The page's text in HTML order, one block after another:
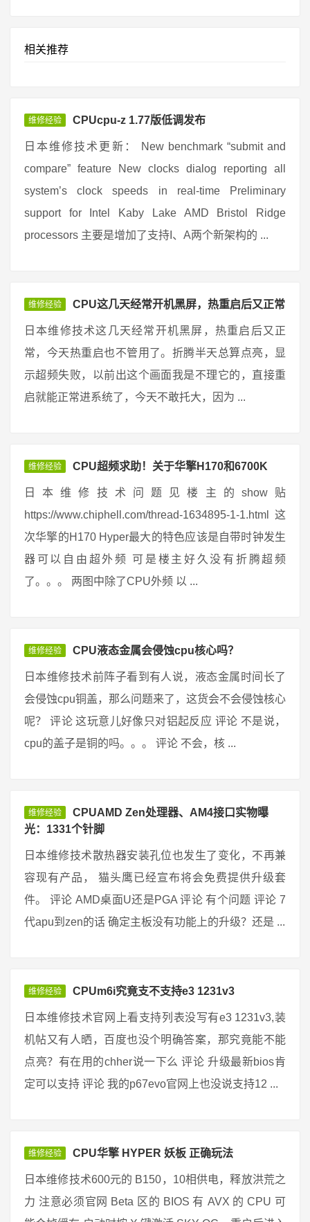
相关推荐
维修经验 CPUcpu-z 1.77版低调发布
日本维修技术更新： New benchmark “submit and
compare” feature New clocks dialog reporting all
system’s clock speeds in real-time Preliminary
support for Intel Kaby Lake AMD Bristol Ridge
processors 主要是增加了支持I、A两个新架构的 ...
维修经验 CPU这几天经常开机黑屏，热重启后又正常
日本维修技术这几天经常开机黑屏，热重启后又正
常，今天热重启也不管用了。折腾半天总算点亮，显
示超频失败，以前出这个画面我是不理它的，直接重
启就能正常进系统了，今天不敢托大，因为 ...
维修经验 CPU超频求助！关于华擎H170和6700K
日本维修技术问题见楼主的show贴
https://www.chiphell.com/thread-1634895-1-1.html 这
次华擎的H170 Hyper最大的特色应该是自带时钟发生
器可以自由超外频 可是楼主好久没有折腾超频
了。。。 两图中除了CPU外频 以 ...
维修经验 CPU液态金属会侵蚀cpu核心吗？
日本维修技术前阵子看到有人说，液态金属时间长了
会侵蚀cpu铜盖，那么问题来了，这货会不会侵蚀核心
呢？ 评论 这玩意儿好像只对铝起反应 评论 不是说，
cpu的盖子是铜的吗。。。 评论 不会，核 ...
维修经验
CPUAMD Zen处理器、AM4接口实物曝
光：1331个针脚
日本维修技术散热器安装孔位也发生了变化，不再兼
容现有产品， 猫头鹰已经宣布将会免费提供升级套
件。 评论 AMD桌面U还是PGA 评论 有个问题 评论 7
代apu到zen的话 确定主板没有功能上的升级？还是 ...
维修经验 CPUm6i究竟支不支持e3 1231v3
日本维修技术官网上看支持列表没写有e3 1231v3,装
机帖又有人晒，百度也没个明确答案，那究竟能不能
点亮？有在用的chher说一下么 评论 升级最新bios肯
定可以支持 评论 我的p67evo官网上也没说支持12 ...
维修经验 CPU华擎 HYPER 妖板 正确玩法
日本维修技术600元的 B150，10相供电，释放洪荒之
力 注意必须官网 Beta 区的 BIOS 有 AVX 的 CPU 可